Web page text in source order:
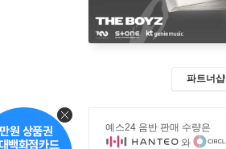
파트너샵
예스24 음반 판매 수량은
와